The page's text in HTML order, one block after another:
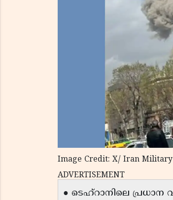
Image Credit: X/ Iran
ADVERTISEMENT
● ടെഹ്‌റാനിലെ പ്രധാന